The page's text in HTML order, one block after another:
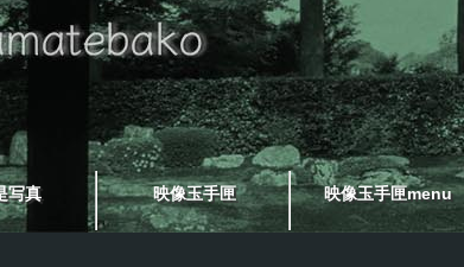
写真 映像玉手匣 映像玉手匣menu